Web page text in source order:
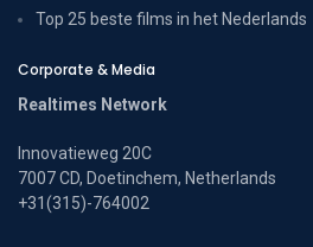
Top 25 beste films in het Nederlands
Corporate & Media
Realtimes Network
Innovatieweg 20C
7007 CD, Doetinchem, Netherlands
+31(315)-764002